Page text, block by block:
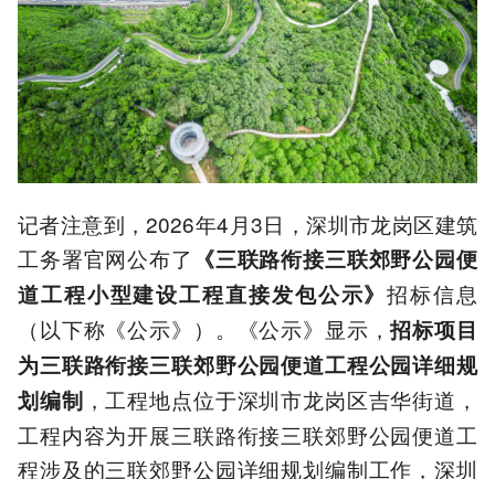
记者注意到，2026年4月3日，深圳市龙岗区建筑
工务署官网公布了 《三联路衔接三联郊野公园便
道工程小型建设工程直接发包公示》招标信息
（以下称《公示》）。《公示》显示，招标项目
为三联路衔接三联郊野公园便道工程公园详细规
划编制 ，工程地点位于深圳市龙岗区吉华街道，
工程内容为开展三联路衔接三联郊野公园便道工
程涉及的三联郊野公园详细规划编制工作，深圳